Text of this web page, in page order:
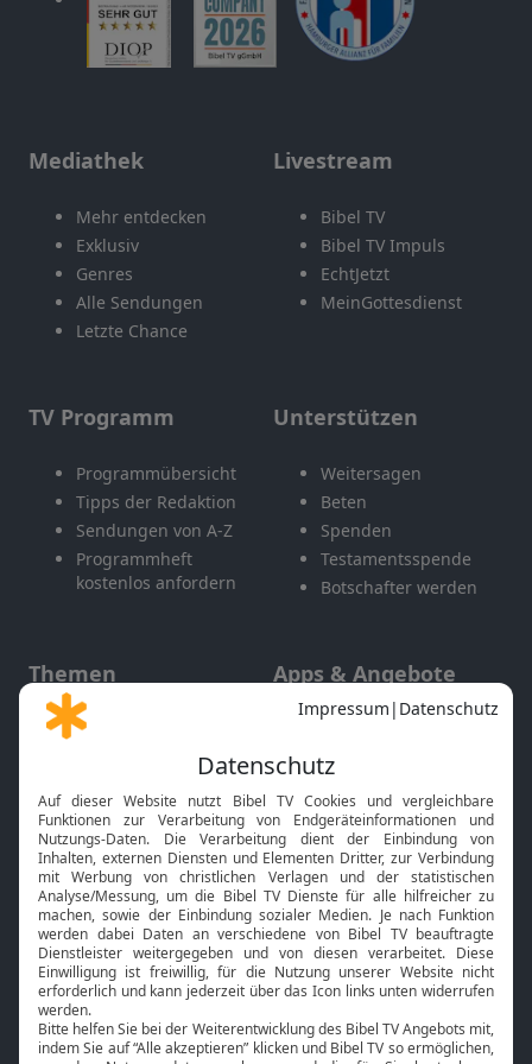
Mediathek
Mehr entdecken
Exklusiv
Genres
Alle Sendungen
Letzte Chance
Livestream
Bibel TV
Bibel TV Impuls
EchtJetzt
MeinGottesdienst
TV Programm
Programmübersicht
Tipps der Redaktion
Sendungen von A-Z
Programmheft
kostenlos anfordern
Unterstützen
Weitersagen
Beten
Spenden
Testamentsspende
Botschafter werden
Themen
Gott und Bibel erklärt
Neuigkeiten
Apps & Angebote
Mobile App
Smart TV
HbbTV
Bibelthek Online-Bibel
Nächster Gottesdienst
Bibel TV
Über uns
Service
Kontakt